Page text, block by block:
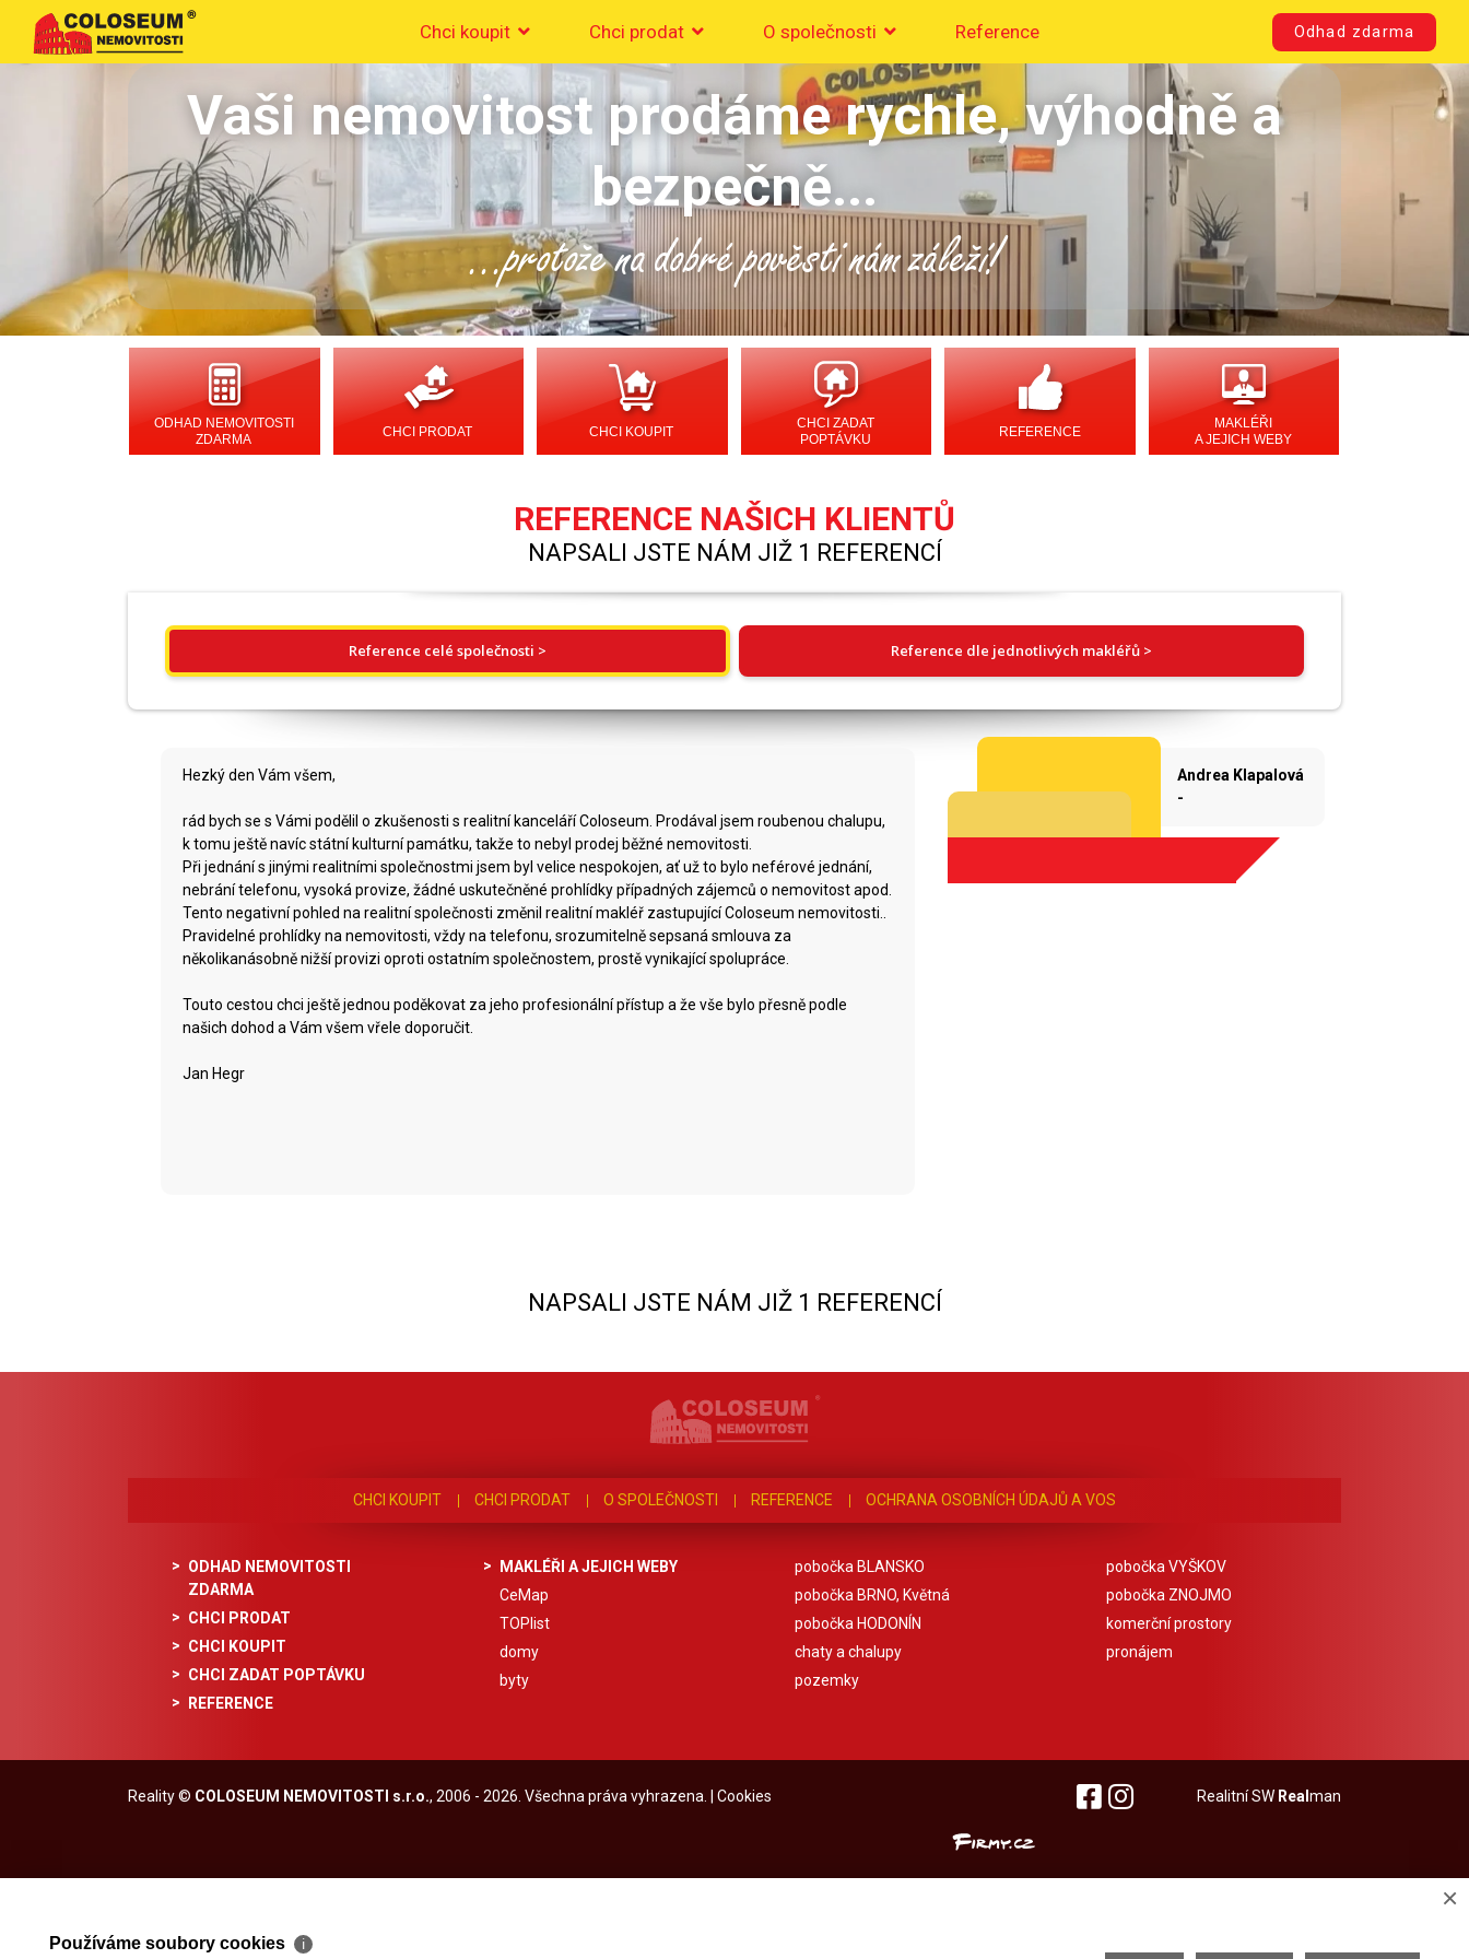
Chci koupit Chci prodat O společnosti Reference Odhad zdarma
Vaši nemovitost prodáme rychle, výhodně a
bezpečně...
...protože na dobré pověsti nám záleží!
ODHAD NEMOVITOSTI
ZDARMA
CHCI PRODAT CHCI KOUPIT
CHCI ZADAT
POPTÁVKU
REFERENCE
MAKLÉŘI
A JEJICH WEBY
REFERENCE NAŠICH KLIENTŮ
NAPSALI JSTE NÁM JIŽ 1 REFERENCÍ
Reference celé společnosti > Reference dle jednotlivých makléřů >
Hezký den Vám všem,
rád bych se s Vámi podělil o zkušenosti s realitní kanceláří Coloseum. Prodával jsem roubenou chalupu,
k tomu ještě navíc státní kulturní památku, takže to nebyl prodej běžné nemovitosti.
Při jednání s jinými realitními společnostmi jsem byl velice nespokojen, ať už to bylo neférové jednání,
nebrání telefonu, vysoká provize, žádné uskutečněné prohlídky případných zájemců o nemovitost apod.
Tento negativní pohled na realitní společnosti změnil realitní makléř zastupující Coloseum nemovitosti..
Pravidelné prohlídky na nemovitosti, vždy na telefonu, srozumitelně sepsaná smlouva za
několikanásobně nižší provizi oproti ostatním společnostem, prostě vynikající spolupráce.
Touto cestou chci ještě jednou poděkovat za jeho profesionální přístup a že vše bylo přesně podle
našich dohod a Vám všem vřele doporučit.
Jan Hegr
Andrea Klapalová
-
NAPSALI JSTE NÁM JIŽ 1 REFERENCÍ
CHCI KOUPIT CHCI PRODAT O SPOLEČNOSTI REFERENCE OCHRANA OSOBNÍCH ÚDAJŮ A VOS
ODHAD NEMOVITOSTI
ZDARMA
CHCI PRODAT
CHCI KOUPIT
CHCI ZADAT POPTÁVKU
REFERENCE
MAKLÉŘI A JEJICH WEBY
CeMap
TOPlist
domy
byty
pobočka BLANSKO
pobočka BRNO, Květná
pobočka HODONÍN
chaty a chalupy
pozemky
pobočka VYŠKOV
pobočka ZNOJMO
komerční prostory
pronájem
Reality© COLOSEUM NEMOVITOSTI s.r.o., 2006 - 2026. Všechna práva vyhrazena. | Cookies Realitní SW Real man
×
Používáme soubory cookies ℹ